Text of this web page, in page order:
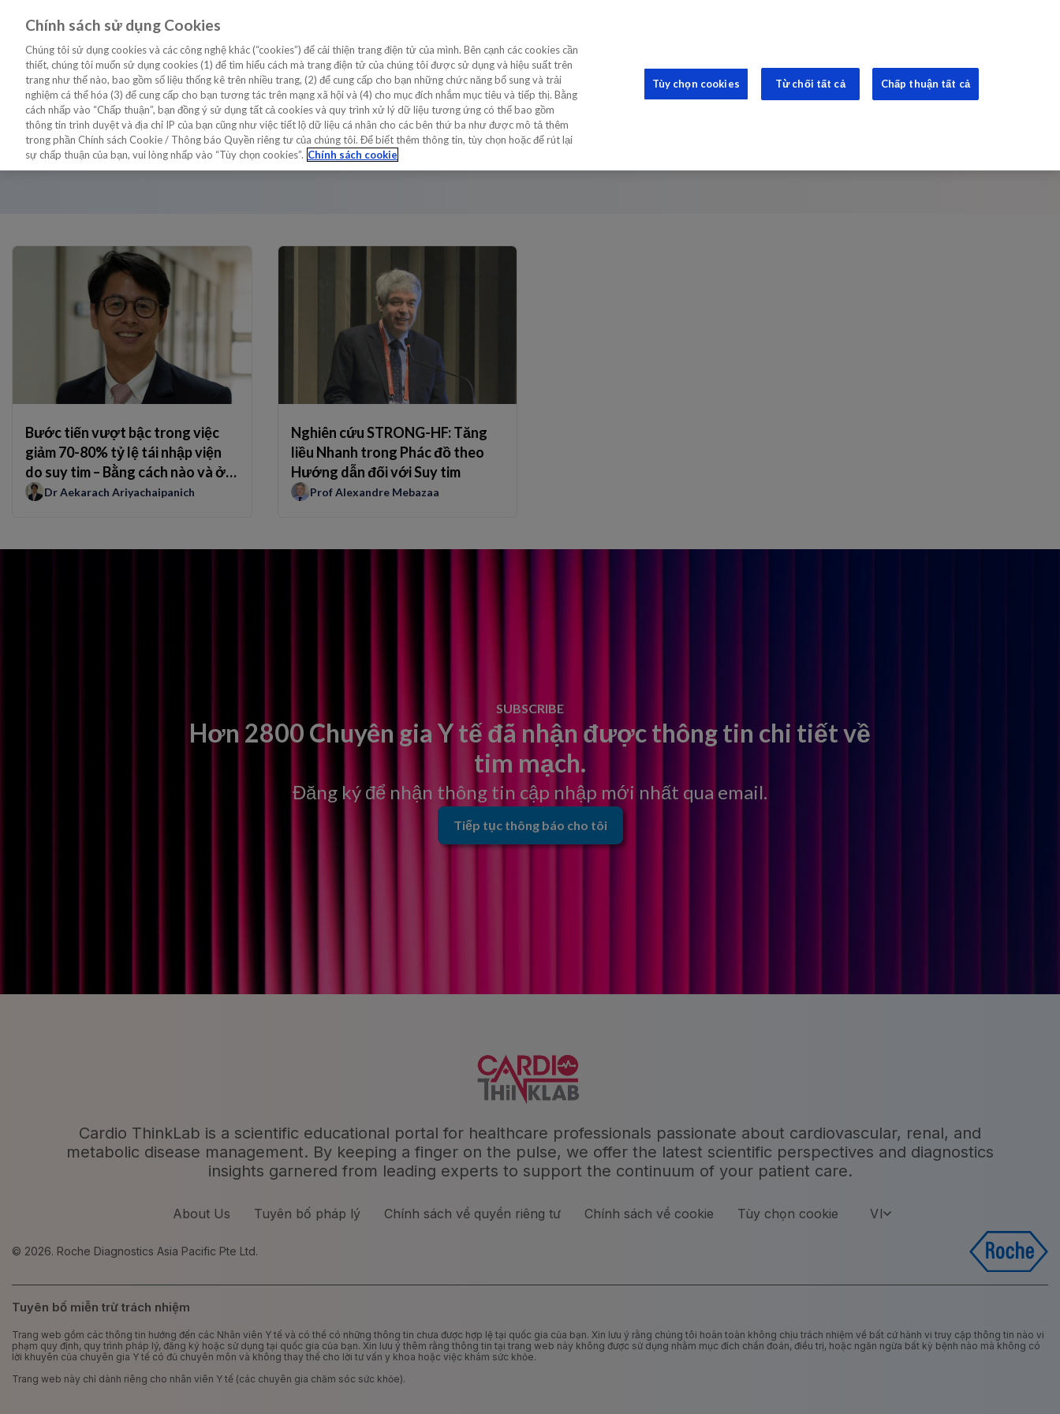
QUAN ĐIỂM
MỚI NHẤT
Trang chủ/STRONG-HF
STRONG-HF
Related Links
Bước tiến vượt bậc trong việc giảm 70-80% tỷ lệ tái nhập viện do suy tim – Bằng cách nào và ở đâu?
Nghiên cứu STRONG-HF: Tăng liều Nhanh trong Phác đồ theo Hướng dẫn đối với Suy tim
Bước tiến vượt bậc trong việc
giảm 70-80% tỷ lệ tái nhập viện
do suy tim – Bằng cách nào và ở
đâu?Dr Aekarach Ariyachaipanich
Nghiên cứu STRONG-HF: Tăng
liều Nhanh trong Phác đồ theo
Hướng dẫn đối với Suy tim
Prof Alexandre Mebazaa
SUBSCRIBE
Hơn 2800 Chuyên gia Y tế đã nhận được thông tin chi tiết về
tim mạch.
Đăng ký để nhận thông tin cập nhập mới nhất qua email.
Tiếp tục thông báo cho tôi
Cardio ThinkLab is a scientific educational portal for healthcare professionals passionate about cardiovascular, renal, and
metabolic disease management. By keeping a finger on the pulse, we offer the latest scientific perspectives and diagnostics
insights garnered from leading experts to support the continuum of your patient care.
About Us Tuyên bố pháp lý Chính sách về quyền riêng tư Chính sách về cookie Tùy chọn cookie VI
© 2026. Roche Diagnostics Asia Pacific Pte Ltd.
Tuyên bố miễn trừ trách nhiệm
Trang web gồm các thông tin hướng đến các Nhân viên Y tế và có thể có những thông tin chưa được hợp lệ tại quốc gia của bạn. Xin lưu ý rằng chúng tôi hoàn toàn không chịu trách nhiệm về bất cứ hành vi truy cập thông tin nào vi
phạm quy định, quy trình pháp lý, đăng ký hoặc sử dụng tại quốc gia của bạn. Xin lưu ý thêm rằng thông tin tại trang web này không được sử dụng nhằm mục đích chẩn đoán, điều trị, hoặc ngăn ngừa bất kỳ bệnh nào mà không có
lời khuyên của chuyên gia Y tế có đủ chuyên môn và không thay thế cho lời tư vấn y khoa hoặc việc khám sức khỏe.
Trang web này chỉ dành riêng cho nhân viên Y tế (các chuyên gia chăm sóc sức khỏe).
Chính sách sử dụng Cookies
Chúng tôi sử dụng cookies và các công nghệ khác (“cookies”) để cải thiện trang điện tử của mình. Bên cạnh các cookies cần
thiết, chúng tôi muốn sử dụng cookies (1) để tìm hiểu cách mà trang điện tử của chúng tôi được sử dụng và hiệu suất trên
trang như thế nào, bao gồm số liệu thống kê trên nhiều trang, (2) để cung cấp cho bạn những chức năng bổ sung và trải
nghiệm cá thể hóa (3) để cung cấp cho bạn tương tác trên mạng xã hội và (4) cho mục đích nhắm mục tiêu và tiếp thị. Bằng
cách nhấp vào “Chấp thuận”, bạn đồng ý sử dụng tất cả cookies và quy trình xử lý dữ liệu tương ứng có thể bao gồm
thông tin trình duyệt và địa chỉ IP của bạn cũng như việc tiết lộ dữ liệu cá nhân cho các bên thứ ba như được mô tả thêm
trong phần Chính sách Cookie / Thông báo Quyền riêng tư của chúng tôi. Để biết thêm thông tin, tùy chọn hoặc để rút lại
sự chấp thuận của bạn, vui lòng nhấp vào “Tùy chọn cookies”. Chính sách cookie
Tùy chọn cookies Từ chối tất cả Chấp thuận tất cả